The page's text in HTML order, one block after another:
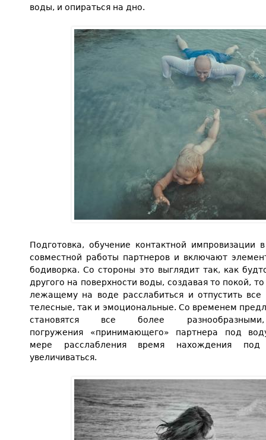
воды, и опираться на дно.
Подготовка, обучение контактной импровизации
совместной работы партнеров и включают
бодиворка. Со стороны это выглядит так, как
другого на поверхности воды, создавая то покой,
лежащему на воде расслабиться и отпустить
телесные, так и эмоциональные. Со временем
становятся все более
погружения «принимающего» партнера под
мере расслабления время нахождения
увеличиваться.